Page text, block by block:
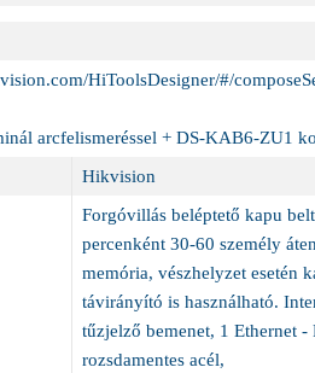
HiToolsDesigner/#/
arcfelismeréssel + DS-KAB6-ZU1
Hikvision
Forgóvillás beléptető kapu
percenként 30-60 személy
memória, vészhelyzet esetén
távirányító is használható.
tűzjelző bemenet, 1 Ethernet
rozsdamentes acél,